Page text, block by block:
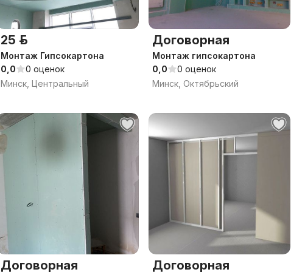
25 р.
Монтаж Гипсокартона
0,0
0 оценок
Минск, Центральный
Договорная
Монтаж гипсокартона
0,0
0 оценок
Минск, Октябрьский
Договорная Договорная